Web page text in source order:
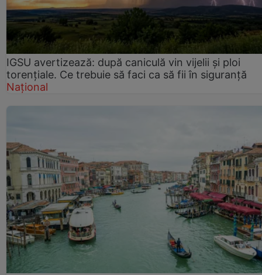
IGSU avertizează: după caniculă vin vijelii și ploi
torențiale. Ce trebuie să faci ca să fii în siguranță
Național